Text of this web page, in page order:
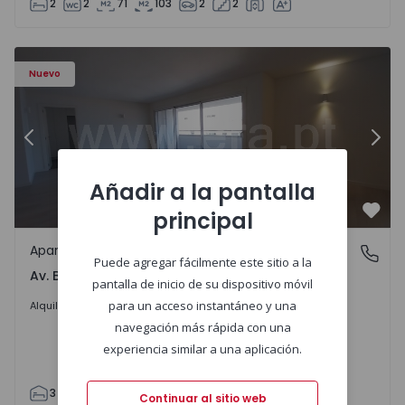
2 2 71 103 2 2
Nuevo
Apartamento T3 Porto, Av. Boavista - 1575472 - 5
Anterior
Av. Boavista, Porto
Apartamento
Av. Boavista, Porto
Alquilar 2.300 €/mes
3 142 2 4
Añadir a la pantalla
principal
Puede agregar fácilmente este sitio a la
pantalla de inicio de su dispositivo móvil
para un acceso instantáneo y una
navegación más rápida con una
experiencia similar a una aplicación.
Continuar al sitio web